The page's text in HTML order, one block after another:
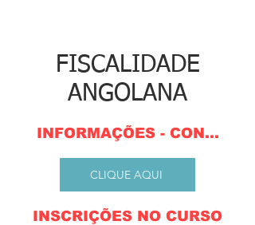
FISCALIDADE
ANGOLANA
INFORMAÇÕES -
CLIQUE AQUI
INSCRIÇÕES NO CURSO